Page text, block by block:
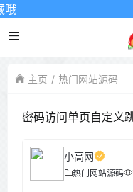
主页 热门网站源码
密码访问单页自定义
小高网
热门网站源码